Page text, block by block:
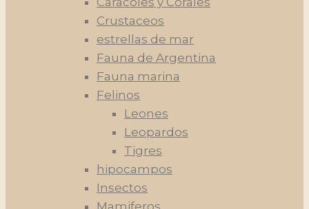
Crustaceos
estrellas de mar
Fauna de Argentina
Fauna marina
Felinos
Leones
Leopardos
Tigres
hipocampos
Insectos